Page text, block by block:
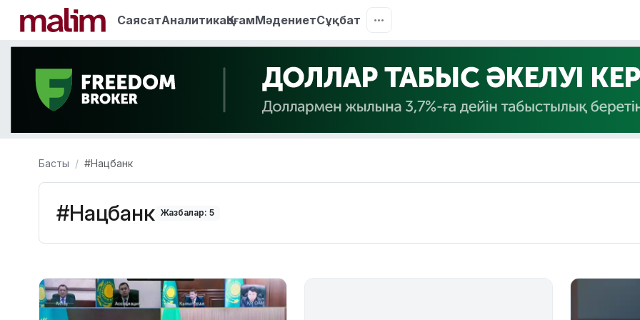
СаясатАналитикаҚоғамМәдениетСұқбат
Басты #Нацбанк
#Нацбанк Жазбалар: 5